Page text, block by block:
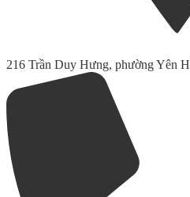
216 Trần Duy Hưng, phường Yên